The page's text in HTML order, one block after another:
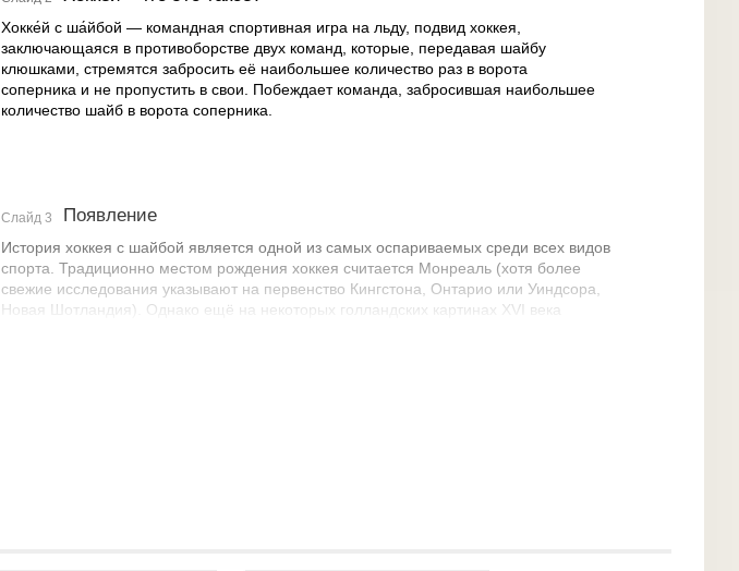
Хокке́й с ша́йбой — командная спортивная игра на льду, подвид хоккея,
заключающаяся в противоборстве двух команд, которые, передавая шайбу
клюшками, стремятся забросить её наибольшее количество раз в ворота
соперника и не пропустить в свои. Побеждает команда, забросившая наибольшее
количество шайб в ворота соперника.
Слайд 3 Появление
История хоккея с шайбой является одной из самых оспариваемых среди всех видов
спорта. Традиционно местом рождения хоккея считается Монреаль (хотя более
свежие исследования указывают на первенство Кингстона, Онтарио или Уиндсора,
Новая Шотландия). Однако ещё на некоторых голландских картинах XVI века